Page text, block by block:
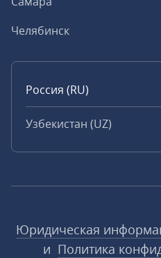
Челябинск
Россия (RU)
Узбекистан (UZ)
Юридическая
и Политика